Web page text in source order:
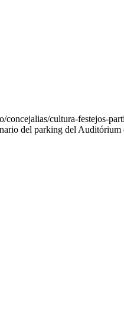
cultura-festejos-
del parking del